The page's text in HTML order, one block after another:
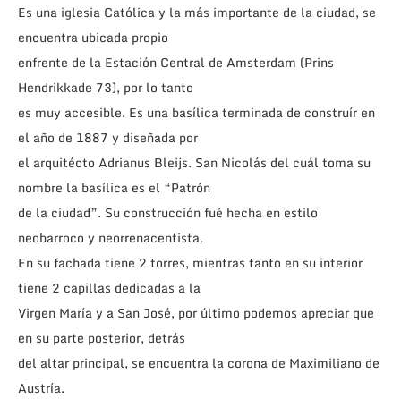
Es una iglesia Católica y la más importante de la ciudad, se
encuentra ubicada propio
enfrente de la Estación Central de Amsterdam (Prins
Hendrikkade 73), por lo tanto
es muy accesible. Es una basílica terminada de construír en
el año de 1887 y diseñada por
el arquitécto Adrianus Bleijs. San Nicolás del cuál toma su
nombre la basílica es el “Patrón
de la ciudad”. Su construcción fué hecha en estilo
neobarroco y neorrenacentista.
En su fachada tiene 2 torres, mientras tanto en su interior
tiene 2 capillas dedicadas a la
Virgen María y a San José, por último podemos apreciar que
en su parte posterior, detrás
del altar principal, se encuentra la corona de Maximiliano de
Austría.